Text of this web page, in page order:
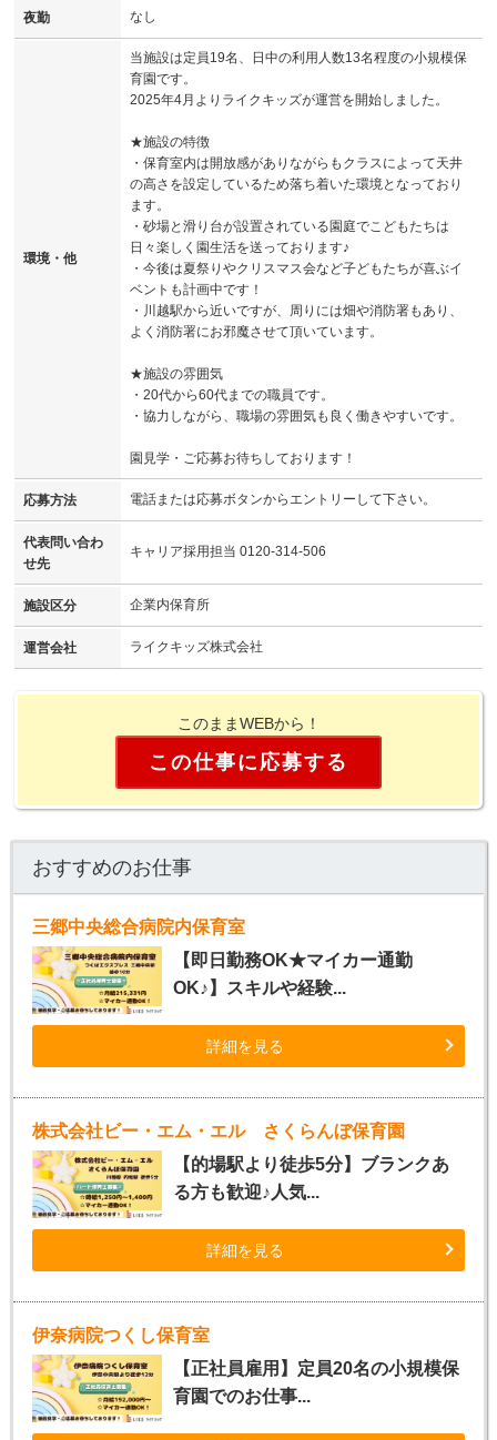
夜勤 なし
環境・他
当施設は定員19名、日中の利用人数13名程度の小規模保
育園です。
2025年4月よりライクキッズが運営を開始しました。
★施設の特徴
・保育室内は開放感がありながらもクラスによって天井
の高さを設定しているため落ち着いた環境となっており
ます。
・砂場と滑り台が設置されている園庭でこどもたちは
日々楽しく園生活を送っております♪
・今後は夏祭りやクリスマス会など子どもたちが喜ぶイ
ベントも計画中です！
・川越駅から近いですが、周りには畑や消防署もあり、
よく消防署にお邪魔させて頂いています。
★施設の雰囲気
・20代から60代までの職員です。
・協力しながら、職場の雰囲気も良く働きやすいです。
園見学・ご応募お待ちしております！
応募方法 電話または応募ボタンからエントリーして下さい。
代表問い合わ
せ先
キャリア採用担当 0120-314-506
施設区分 企業内保育所
運営会社 ライクキッズ株式会社
このままWEBから！
この仕事に応募する
おすすめのお仕事
三郷中央総合病院内保育室
【即日勤務OK★マイカー通勤
OK♪】スキルや経験...
詳細を見る
株式会社ビー・エム・エル さくらんぼ保育園
【的場駅より徒歩5分】ブランクあ
る方も歓迎♪人気...
詳細を見る
伊奈病院つくし保育室
【正社員雇用】定員20名の小規模保
育園でのお仕事...